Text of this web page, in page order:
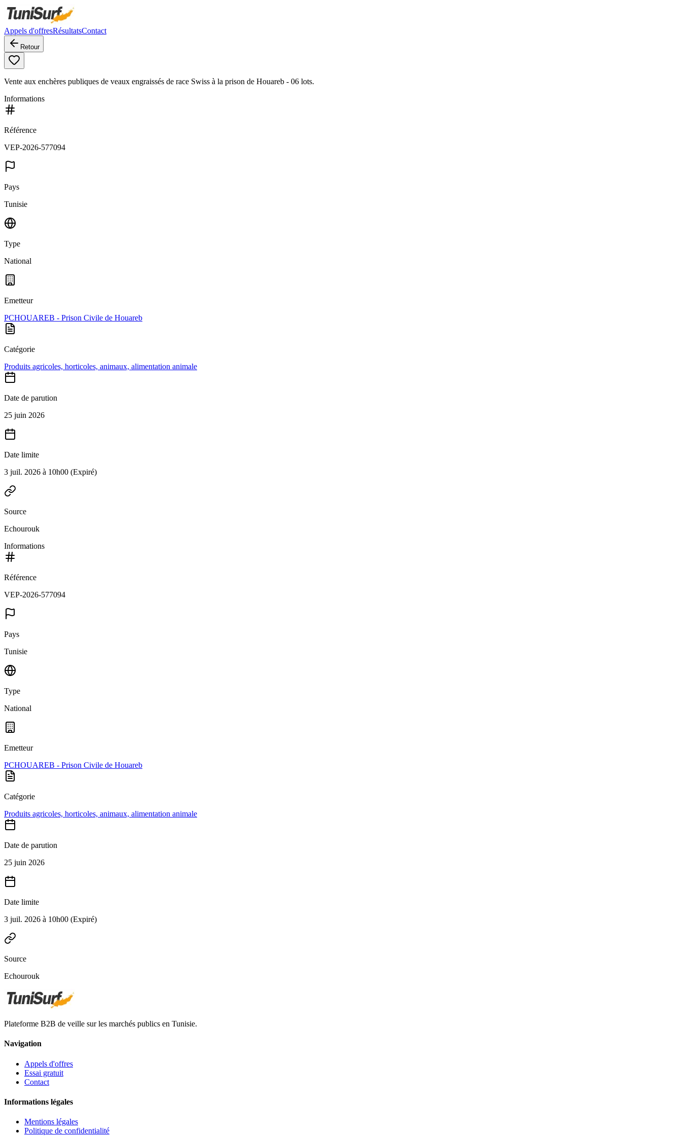
Appels d'offresRésultatsContact
Retour
Vente aux enchères publiques de veaux engraissés de race Swiss à la prison de Houareb - 06 lots.
Informations
Référence
VEP-2026-577094
Pays
Tunisie
Type
National
Emetteur
PCHOUAREB - Prison Civile de Houareb
Catégorie
Produits agricoles, horticoles, animaux, alimentation animale
Date de parution
25 juin 2026
Date limite
3 juil. 2026 à 10h00 (Expiré)
Source
Echourouk
Informations
Référence
VEP-2026-577094
Pays
Tunisie
Type
National
Emetteur
PCHOUAREB - Prison Civile de Houareb
Catégorie
Produits agricoles, horticoles, animaux, alimentation animale
Date de parution
25 juin 2026
Date limite
3 juil. 2026 à 10h00 (Expiré)
Source
Echourouk
Plateforme B2B de veille sur les marchés publics en Tunisie.
Navigation
Appels d'offres
Essai gratuit
Contact
Informations légales
Mentions légales
Politique de confidentialité